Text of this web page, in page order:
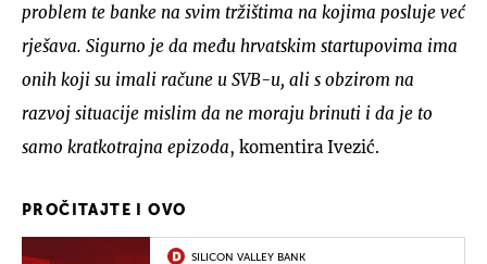
problem te banke na svim tržištima na kojima posluje već
rješava. Sigurno je da među hrvatskim startupovima ima
onih koji su imali račune u SVB-u, ali s obzirom na
razvoj situacije mislim da ne moraju brinuti i da je to
samo kratkotrajna epizoda, komentira Ivezić.
PROČITAJTE I OVO
SILICON VALLEY BANK